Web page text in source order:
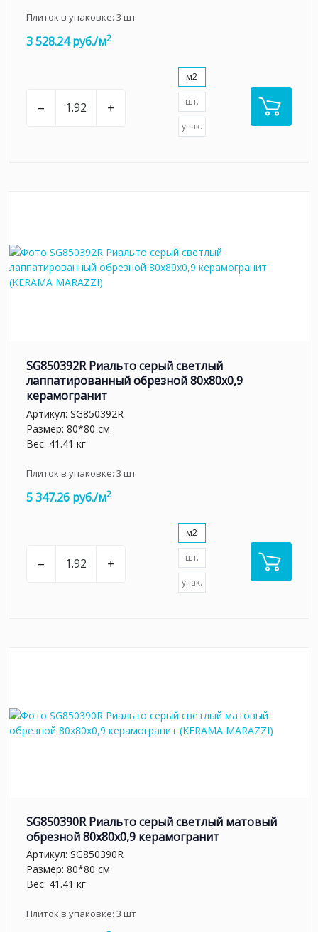
Плиток в упаковке: 3 шт
3 528.24 руб./м2
– +
м2
шт.
упак.
SG850392R Риальто серый светлый
лаппатированный обрезной 80x80x0,9
керамогранит
Артикул: SG850392R
Размер: 80*80 см
Вес: 41.41 кг
Плиток в упаковке: 3 шт
5 347.26 руб./м2
– +
м2
шт.
упак.
SG850390R Риальто серый светлый матовый
обрезной 80x80x0,9 керамогранит
Артикул: SG850390R
Размер: 80*80 см
Вес: 41.41 кг
Плиток в упаковке: 3 шт